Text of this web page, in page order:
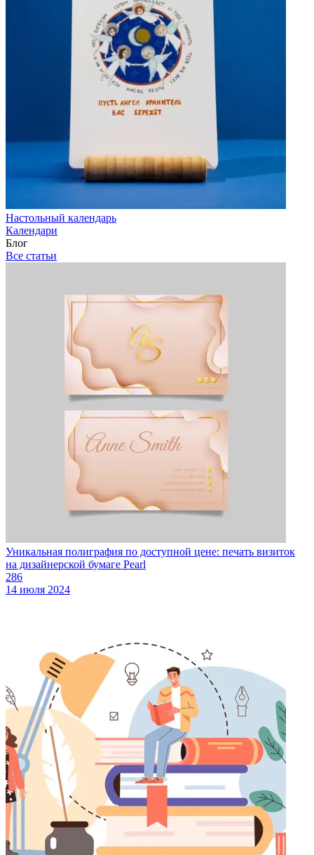
Настольный календарь
Календари
Блог
Все статьи
Уникальная полиграфия по доступной цене: печать визиток
на дизайнерской бумаге Pearl
286
14 июля 2024